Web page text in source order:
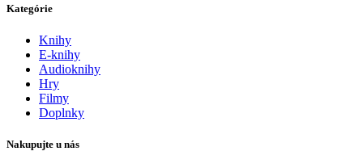
Kategórie
Knihy
E-knihy
Audioknihy
Hry
Filmy
Doplnky
Nakupujte u nás